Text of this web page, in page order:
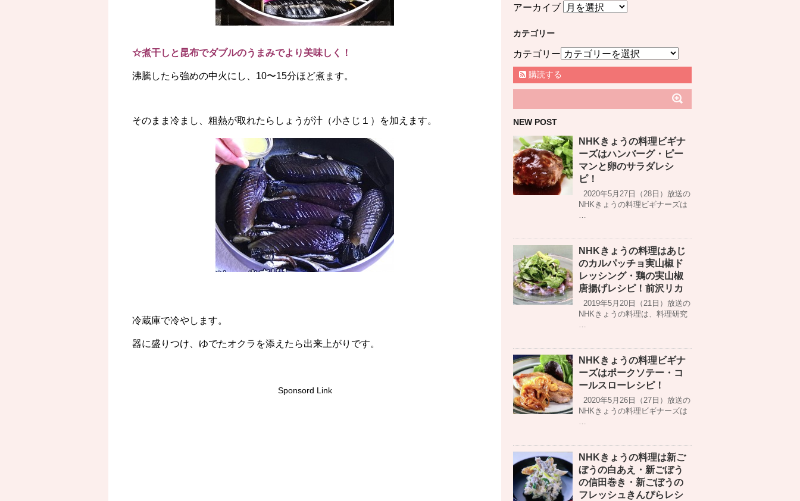
☆煮干しと昆布でダブルのうまみでより美味しく！
沸騰したら強めの中火にし、10〜15分ほど煮ます。
そのまま冷まし、粗熱が取れたらしょうが汁（小さじ１）を加えます。
冷蔵庫で冷やします。
器に盛りつけ、ゆでたオクラを添えたら出来上がりです。
Sponsord Link
アーカイブ
カテゴリー
カテゴリー
購読する
NEW POST
NHKきょうの料理ビギナ
ーズはハンバーグ・ピー
マンと卵のサラダレシ
ピ！
2020年5月27日（28日）放送の
NHKきょうの料理ビギナーズは
…
NHKきょうの料理はあじ
のカルパッチョ実山椒ド
レッシング・鶏の実山椒
唐揚げレシピ！前沢リカ
2019年5月20日（21日）放送の
NHKきょうの料理は、料理研究
…
NHKきょうの料理ビギナ
ーズはポークソテー・コ
ールスローレシピ！
2020年5月26日（27日）放送の
NHKきょうの料理ビギナーズは
…
NHKきょうの料理は新ご
ぼうの白あえ・新ごぼう
の信田巻き・新ごぼうの
フレッシュきんぴらレシ